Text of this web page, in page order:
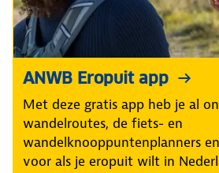
ANWB Eropuit app
Met deze gratis app heb je al
wandelroutes, de fiets- en
wandelknooppuntenplanners
voor als je eropuit wilt in